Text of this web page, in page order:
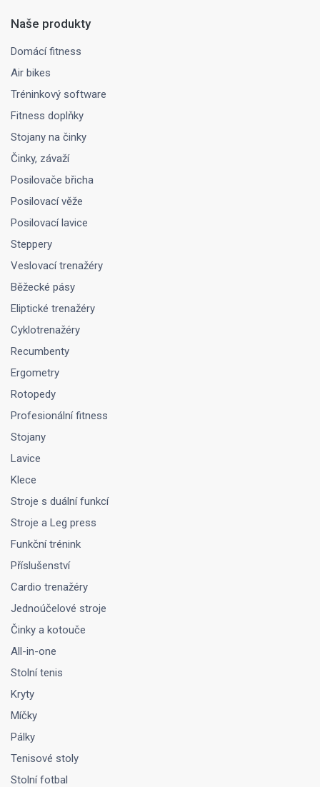
Naše produkty
Domácí fitness
Air bikes
Tréninkový software
Fitness doplňky
Stojany na činky
Činky, závaží
Posilovače břicha
Posilovací věže
Posilovací lavice
Steppery
Veslovací trenažéry
Běžecké pásy
Eliptické trenažéry
Cyklotrenažéry
Recumbenty
Ergometry
Rotopedy
Profesionální fitness
Stojany
Lavice
Klece
Stroje s duální funkcí
Stroje a Leg press
Funkční trénink
Příslušenství
Cardio trenažéry
Jednoúčelové stroje
Činky a kotouče
All-in-one
Stolní tenis
Kryty
Míčky
Pálky
Tenisové stoly
Stolní fotbal